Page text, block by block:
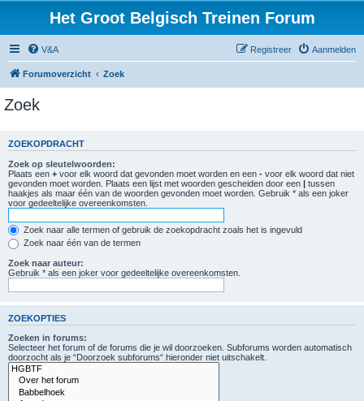
Het Groot Belgisch Treinen Forum
V&A Aanmelden
Registreer
Forumoverzicht Zoek
Zoek
ZOEKOPDRACHT
Zoek op sleutelwoorden:
Plaats een + voor elk woord dat gevonden moet worden en een - voor elk woord dat niet
gevonden moet worden. Plaats een lijst met woorden gescheiden door een | tussen
haakjes als maar één van de woorden gevonden moet worden. Gebruik * als een joker
voor gedeeltelijke overeenkomsten.
Zoek naar alle termen of gebruik de zoekopdracht zoals het is ingevuld
Zoek naar één van de termen
Zoek naar auteur:
Gebruik * als een joker voor gedeeltelijke overeenkomsten.
ZOEKOPTIES
Zoeken in forums:
Selecteer het forum of de forums die je wil doorzoeken. Subforums worden automatisch
doorzocht als je “Doorzoek subforums“ hieronder niet uitschakelt.